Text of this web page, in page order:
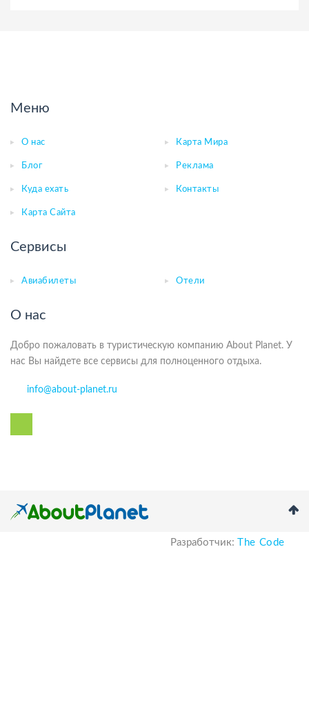
Меню
О нас Карта Мира
Блог Реклама
Куда ехать Контакты
Карта Сайта
Сервисы
Авиабилеты Отели
О нас
Добро пожаловать в туристическую компанию About Planet. У
нас Вы найдете все сервисы для полноценного отдыха.
info@about-planet.ru
Разработчик: The Code